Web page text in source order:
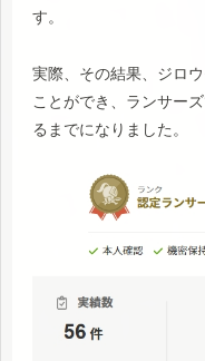
す。
実際、その結果、ジロ
ことができ、ランサー
るまでになりました。